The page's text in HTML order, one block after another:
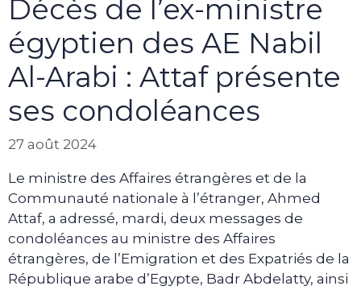
Décès de l’ex-ministre
égyptien des AE Nabil
Al-Arabi : Attaf présente
ses condoléances
27 août 2024
Le ministre des Affaires étrangères et de la
Communauté nationale à l’étranger, Ahmed
Attaf, a adressé, mardi, deux messages de
condoléances au ministre des Affaires
étrangères, de l’Emigration et des Expatriés de la
République arabe d’Egypte, Badr Abdelatty, ainsi